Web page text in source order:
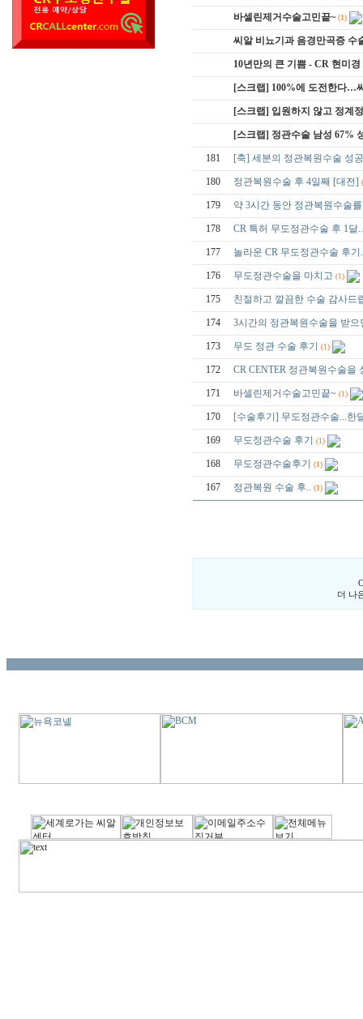
바셀린제거수술고민끝~ (1)
씨알 비뇨기과 음경만곡증 수
10년만의 큰 기쁨 - CR 현미
[스크랩] 100%에 도전한다…
[스크랩] 입원하지 않고 정계
[스크랩] 정관수술 남성 67%
181 [축] 세분의 정관복원수술 성
180 정관복원수술 후 4일째 [대전]
179 약 3시간 동안 정관복원수술
178 CR 특허 무도정관수술 후 1달
177 놀라운 CR 무도정관수술 후기
176 무도정관수술을 마치고 (1)
175 친절하고 깔끔한 수술 감사드
174 3시간의 정관복원수술을 받
173 무도 정관 수술 후기 (1)
172 CR CENTER 정관복원수술을
171 바셀린제거수술고민끝~ (1)
170 [수술후기] 무도정관수술...한
169 무도정관수술 후기 (1)
168 무도정관수술후기 (1)
167 정관복원 수술 후.. (1)
더 나